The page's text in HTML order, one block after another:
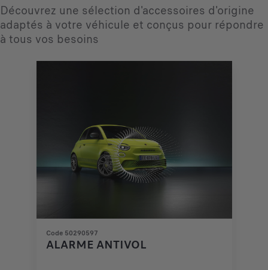
Découvrez une sélection d'accessoires d'origine
adaptés à votre véhicule et conçus pour répondre
à tous vos besoins
Code 50290597
ALARME ANTIVOL